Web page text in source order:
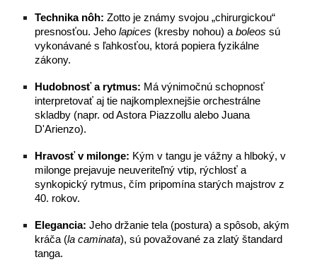
Technika nôh: Zotto je známy svojou „chirurgickou“
presnosťou. Jeholapices (kresby nohou) aboleos sú
vykonávané s ľahkosťou, ktorá popiera fyzikálne
zákony.
Hudobnosť a rytmus: Má výnimočnú schopnosť
interpretovať aj tie najkomplexnejšie orchestrálne
skladby (napr. od Astora Piazzollu alebo Juana
D'Arienzo).
Hravosť v milonge: Kým v tangu je vážny a hlboký, v
milonge prejavuje neuveriteľný vtip, rýchlosť a
synkopický rytmus, čím pripomína starých majstrov z
40. rokov.
Elegancia: Jeho držanie tela (postura) a spôsob, akým
kráča (la caminata), sú považované za zlatý štandard
tanga.